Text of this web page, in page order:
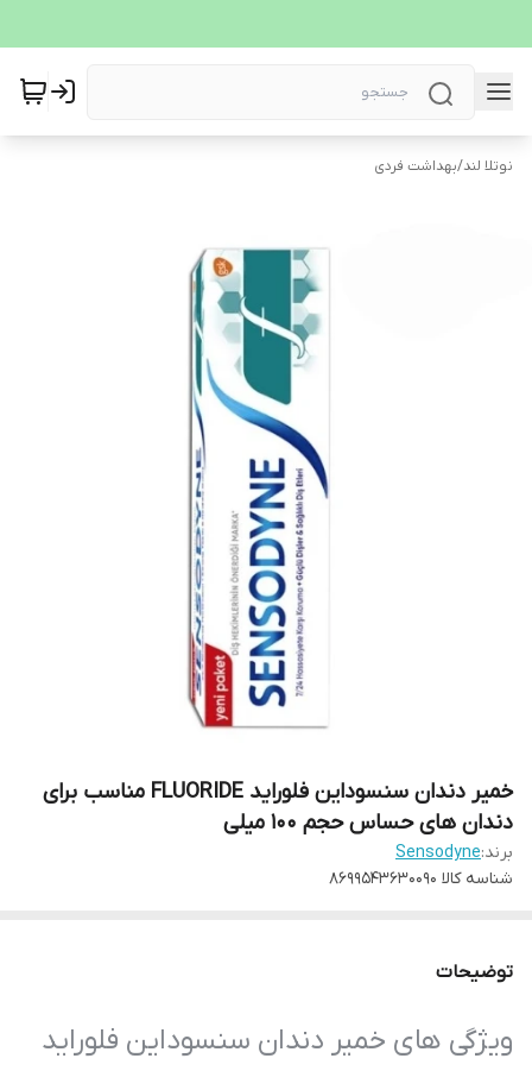
نوتلا لند/بهداشت فردی
خمیر دندان سنسوداین فلوراید FLUORIDE مناسب برای
دندان های حساس حجم 100 میلی
برند:Sensodyne
شناسه کالا 8699543630090
توضیحات
ویژگی های خمیر دندان سنسوداین فلوراید